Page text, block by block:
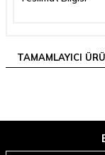
TAMAMLAYICI